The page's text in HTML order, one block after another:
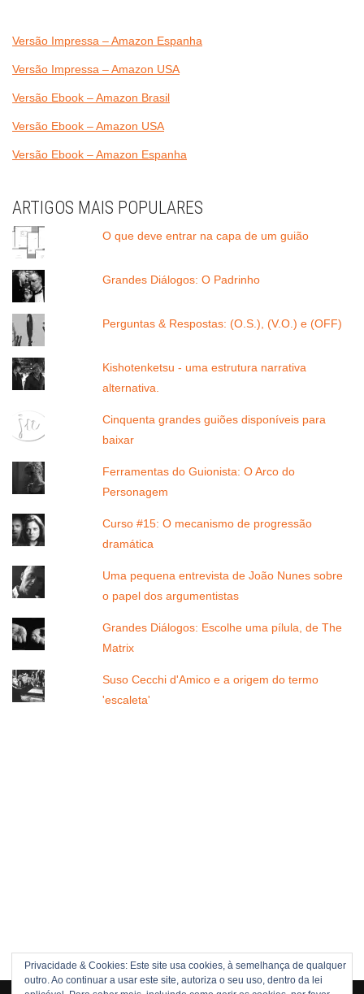
Versão Impressa – Amazon Espanha
Versão Impressa – Amazon USA
Versão Ebook – Amazon Brasil
Versão Ebook – Amazon USA
Versão Ebook – Amazon Espanha
ARTIGOS MAIS POPULARES
O que deve entrar na capa de um guião
Grandes Diálogos: O Padrinho
Perguntas & Respostas: (O.S.), (V.O.) e (OFF)
Kishotenketsu - uma estrutura narrativa
alternativa.
Cinquenta grandes guiões disponíveis para
baixar
Ferramentas do Guionista: O Arco do
Personagem
Curso #15: O mecanismo de progressão
dramática
Uma pequena entrevista de João Nunes sobre
o papel dos argumentistas
Grandes Diálogos: Escolhe uma pílula, de The
Matrix
Suso Cecchi d'Amico e a origem do termo
'escaleta'
Privacidade & Cookies: Este site usa cookies, à semelhança de qualquer
outro. Ao continuar a usar este site, autoriza o seu uso, dentro da lei